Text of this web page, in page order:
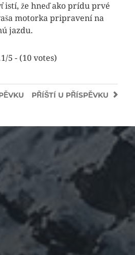
istí, že hneď ako prídu prvé
motorka pripravení na
jazdu.
5 - (10 votes)
PŘÍŠTÍ U PŘÍSPĚVKU